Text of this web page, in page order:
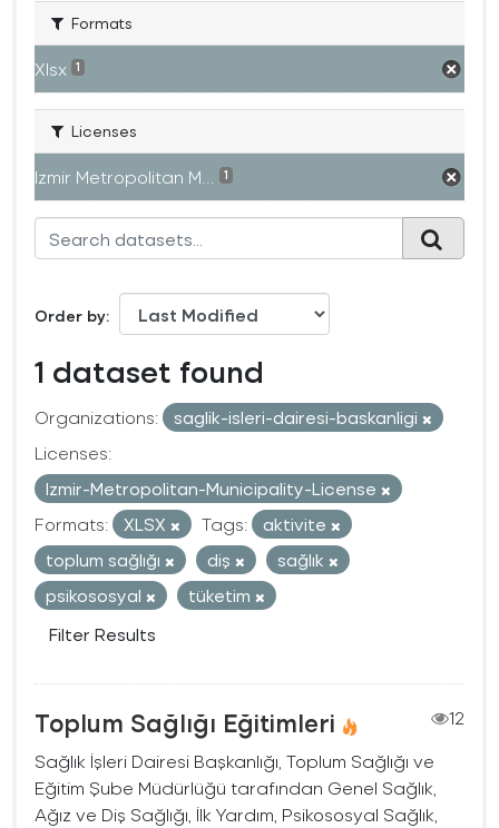
Formats
Xlsx 1
Licenses
Izmir Metropolitan M... 1
Order by
1 dataset found
Organizations:
saglik-isleri-dairesi-baskanligi
Licenses:
Izmir-Metropolitan-Municipality-License
Formats:
XLSX Tags:
aktivite
toplum sağlığı
diş
sağlık
psikososyal
tüketim
Filter Results
Toplum Sağlığı Eğitimleri
12
Sağlık İşleri Dairesi Başkanlığı, Toplum Sağlığı ve
Eğitim Şube Müdürlüğü tarafından Genel Sağlık,
Ağız ve Diş Sağlığı, İlk Yardım, Psikososyal Sağlık,